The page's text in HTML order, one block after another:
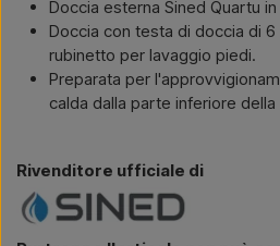
Doccia esterna Sined Quartu
Doccia con testa di doccia di
rubinetto per lavaggio piedi.
Preparata per
calda dalla parte inferiore
Rivenditore ufficiale di